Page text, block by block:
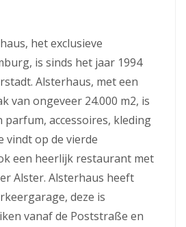
het exclusieve
is sinds het jaar 1994
Alsterhaus, met een
van ongeveer 24.000 m2, is
parfum, accessoires, kleding
vindt op de vierde
een heerlijk restaurant met
Alster. Alsterhaus heeft
deze is
vanaf de Poststraße en